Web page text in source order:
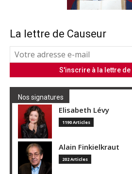
La lettre de Causeur
Nos signatures
Elisabeth Lévy
1190 Articles
Alain Finkielkraut
202 Articles